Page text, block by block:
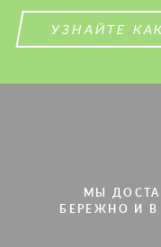
УЗНАЙТЕ
МЫ
БЕРЕЖНО И
Мы
Мы